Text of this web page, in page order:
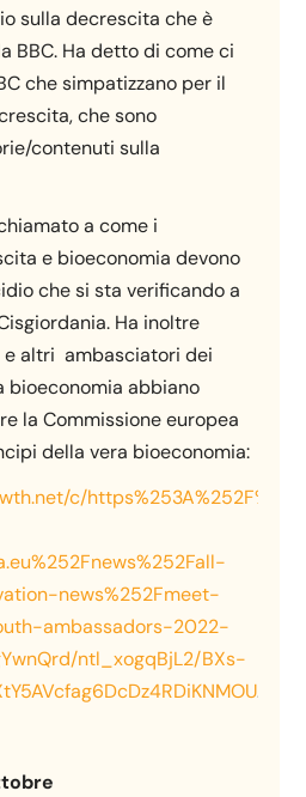
sulla decrescita che è
BBC. Ha detto di come ci
che simpatizzano per il
che sono
contenuti sulla
a come i
e bioeconomia devono
che si sta verificando a
Ha inoltre
altri ambasciatori dei
bioeconomia abbiano
la Commissione europea
della vera bioeconomia:
c/
news%252Fmeet-
ambassadors-2022-
ntl_xogqBjL2/BXs-
.